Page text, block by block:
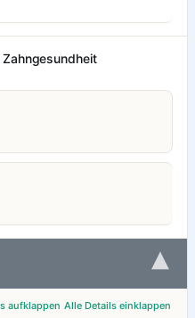
▾
aufklappen Alle Details einklappen